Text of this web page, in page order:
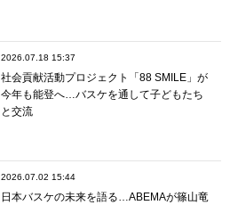
2026.07.18 15:37
社会貢献活動プロジェクト「88 SMILE」が
今年も能登へ…バスケを通して子どもたち
と交流
2026.07.02 15:44
日本バスケの未来を語る…ABEMAが篠山竜